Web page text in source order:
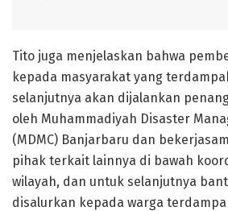
Tito juga menjelaskan bahwa
kepada masyarakat yang
selanjutnya akan dijalankan
oleh Muhammadiyah Disaster
(MDMC) Banjarbaru dan
pihak terkait lainnya di bawah
wilayah, dan untuk selanjutnya
disalurkan kepada warga